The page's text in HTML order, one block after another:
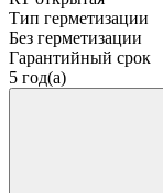
Тип герметизации
Без герметизации
Гарантийный срок
5 год(а)